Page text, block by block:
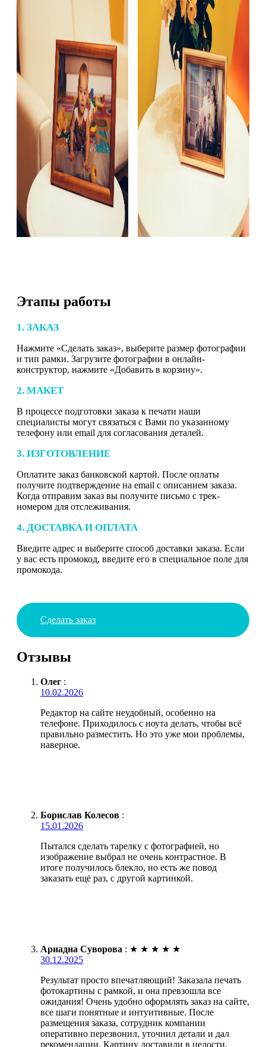
Этапы работы
1. ЗАКАЗ
Нажмите «Сделать заказ», выберите размер фотографии
и тип рамки. Загрузите фотографии в онлайн-
конструктор, нажмите «Добавить в корзину».
2. МАКЕТ
В процессе подготовки заказа к печати наши
специалисты могут связаться с Вами по указанному
телефону или email для согласования деталей.
3. ИЗГОТОВЛЕНИЕ
Оплатите заказ банковской картой. После оплаты
получите подтверждение на email с описанием заказа.
Когда отправим заказ вы получите письмо с трек-
номером для отслеживания.
4. ДОСТАВКА И ОПЛАТА
Введите адрес и выберите способ доставки заказа. Если
у вас есть промокод, введите его в специальное поле для
промокода.
Сделать заказ
Отзывы
Олег :
10.02.2026
Редактор на сайте неудобный, особенно на
телефоне. Приходилось с ноута делать, чтобы всё
правильно разместить. Но это уже мои проблемы,
наверное.
Борислав Колесов :
15.01.2026
Пытался сделать тарелку с фотографией, но
изображение выбрал не очень контрастное. В
итоге получилось блекло, но есть же повод
заказать ещё раз, с другой картинкой.
Ариадна Суворова : ★ ★ ★ ★ ★
30.12.2025
Результат просто впечатляющий! Заказала печать
фотокартины с рамкой, и она превзошла все
ожидания! Очень удобно оформлять заказ на сайте,
все шаги понятные и интуитивные. После
размещения заказа, сотрудник компании
оперативно перезвонил, уточнил детали и дал
рекомендации. Картину доставили в целости,